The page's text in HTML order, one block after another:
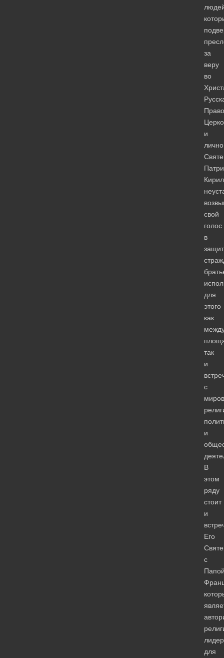
за
веру
во
и
лично
свой
голос
в
для
этого
как
так
и
с
и
В
этом
ряду
стоит
и
Его
с
для